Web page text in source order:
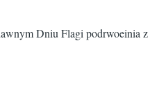
Dniu Flagi podrwoeinia z